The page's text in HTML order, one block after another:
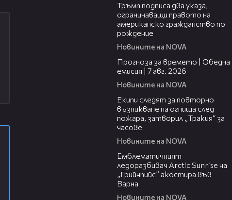
Тръмп подписа два указа,
ограничаващи правото на
американско гражданство по
рождение
Новините на NOVA
Прогноза за времето | Обедна
емисия | 7 авг. 2026
Новините на NOVA
Екипи следят за повторно
възникване на огнища след
пожара, затворил „Тракия“ за
часове
Новините на NOVA
Емблематичният
ледоразбивач Arctic Sunrise на
„Грийнпийс” акостира във
Варна
Новините на NOVA